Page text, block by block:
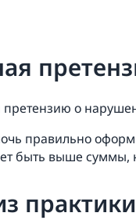
о
правильно
быть выше суммы,
практики